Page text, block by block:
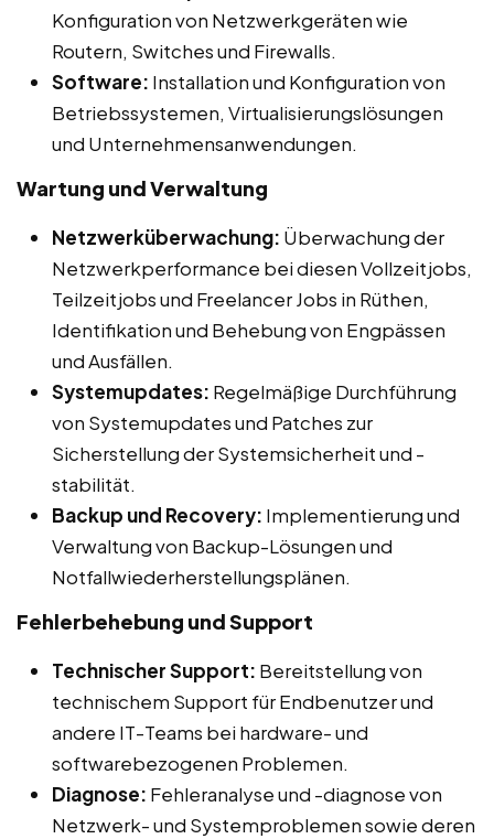
Konfiguration von Netzwerkgeräten wie
Routern, Switches und Firewalls.
Software: Installation und Konfiguration von
Betriebssystemen, Virtualisierungslösungen
und Unternehmensanwendungen.
Wartung und Verwaltung
Netzwerküberwachung: Überwachung der
Netzwerkperformance bei diesen Vollzeitjobs,
Teilzeitjobs und Freelancer Jobs in Rüthen,
Identifikation und Behebung von Engpässen
und Ausfällen.
Systemupdates: Regelmäßige Durchführung
von Systemupdates und Patches zur
Sicherstellung der Systemsicherheit und -
stabilität.
Backup und Recovery: Implementierung und
Verwaltung von Backup-Lösungen und
Notfallwiederherstellungsplänen.
Fehlerbehebung und Support
Technischer Support: Bereitstellung von
technischem Support für Endbenutzer und
andere IT-Teams bei hardware- und
softwarebezogenen Problemen.
Diagnose: Fehleranalyse und -diagnose von
Netzwerk- und Systemproblemen sowie deren